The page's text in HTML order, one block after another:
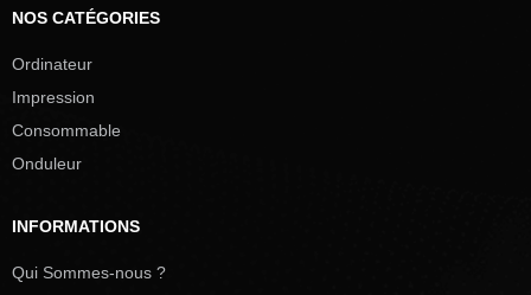
NOS CATÉGORIES
Ordinateur
Impression
Consommable
Onduleur
INFORMATIONS
Qui Sommes-nous ?